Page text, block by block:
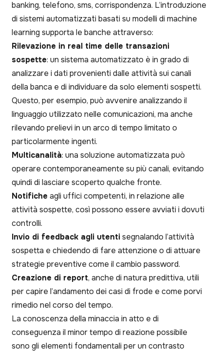
banking, telefono, sms, corrispondenza. L’introduzione
di sistemi automatizzati basati su modelli di machine
learning supporta le banche attraverso:
Rilevazione in real time delle transazioni
sospette: un sistema automatizzato è in grado di
analizzare i dati provenienti dalle attività sui canali
della banca e di individuare da solo elementi sospetti.
Questo, per esempio, può avvenire analizzando il
linguaggio utilizzato nelle comunicazioni, ma anche
rilevando prelievi in un arco di tempo limitato o
particolarmente ingenti.
Multicanalità: una soluzione automatizzata può
operare contemporaneamente su più canali, evitando
quindi di lasciare scoperto qualche fronte.
Notifiche agli uffici competenti, in relazione alle
attività sospette, così possono essere avviati i dovuti
controlli.
Invio di feedback agli utentisegnalando l’attività
sospetta e chiedendo di fare attenzione o di attuare
strategie preventive come il cambio password.
Creazione di report, anche di natura predittiva, utili
per capire l’andamento dei casi di frode e come porvi
rimedio nel corso del tempo.
La conoscenza della minaccia in atto e di
conseguenza il minor tempo di reazione possibile
sono gli elementi fondamentali per un contrasto